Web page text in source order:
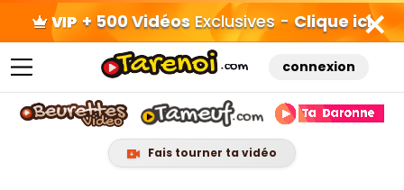
+ 500 Vidéos Exclusives - Clique ici
connexion
Fais tourner ta vidéo